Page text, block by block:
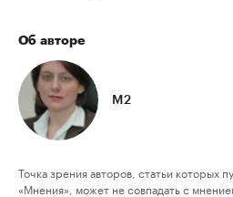
Об авторе
М2
Точка зрения авторов, статьи которых
«Мнения», может не совпадать с